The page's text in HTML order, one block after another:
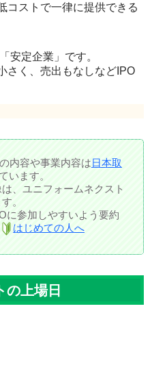
コストで一律に提供できる
「安定企業」 です。
さく、売出もなしなどIPO
内容や事業内容は日本取
います。
、ユニフォームネクスト
。
に参加しやすいよう要約
はじめての人へ
の上場日